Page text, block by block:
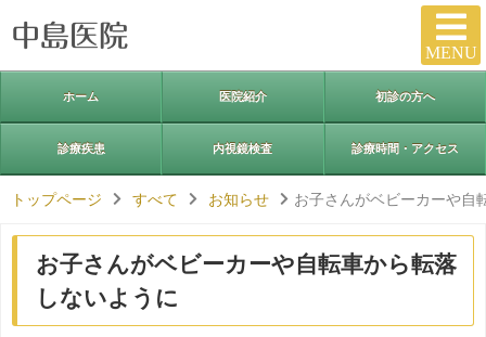
MENU
ホーム 医院紹介 初診の方へ
診療疾患 内視鏡検査 診療時間・アクセス
トップページ すべて お知らせ お子さんがベビーカーや自
お子さんがベビーカーや自転車から転落
しないように